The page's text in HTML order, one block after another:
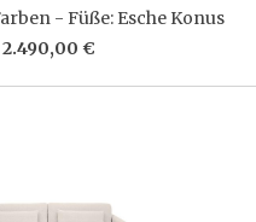
- Füße: Esche Konus
2.490,00 €